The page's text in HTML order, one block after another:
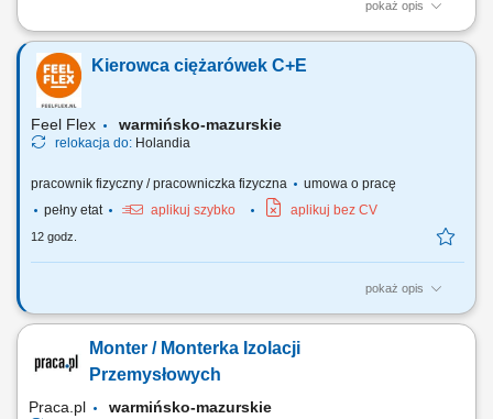
pokaż opis
Zakres obowiązków Obsługa maszyn zbrojarskich ‎( STEMA, Schnell,
Progress (PMA), Pedax, EVG, MEP)
Kierowca ciężarówek C+E
Feel Flex warmińsko-mazurskie
relokacja do: Holandia
pracownik fizyczny / pracowniczka fizyczna
umowa o pracę
pełny etat
aplikuj szybko aplikuj bez CV
12 godz.
pokaż opis
Nasi kierowcy pracują jako: Kierowcy dystrybucji marketów
chłodnia, izoterma; Kierowców Terbergów (placowych) Uwaga nie
posiadamy ofert dla kierowców na trasach międzynarodowych i
Monter / Monterka Izolacji
Przemysłowych
Praca.pl warmińsko-mazurskie